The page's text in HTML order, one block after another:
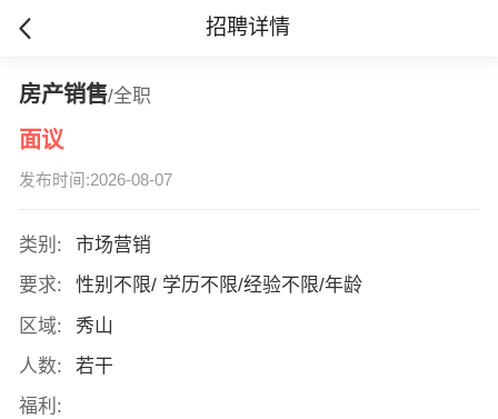
招聘详情
房产销售/全职
面议
发布时间:2026-08-07
类别:
市场营销
要求:
性别不限/ 学历不限/经验不限/年龄
区域:
秀山
人数:
若干
福利: